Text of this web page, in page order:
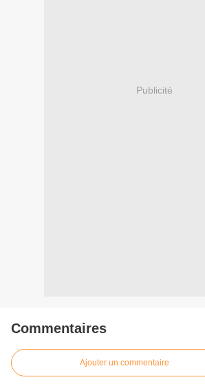
Publicité
Commentaires
Ajouter un commentaire